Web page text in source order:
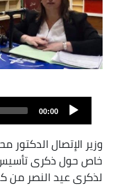
Audio
00:00
وزير الإتصال الدكتور
لذكرى عيد النصر من